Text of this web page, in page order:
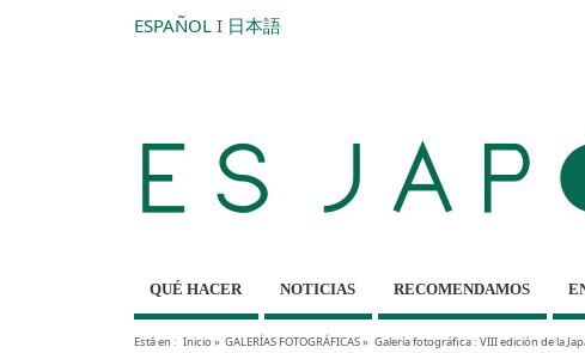
ESPAÑOL I 日本語
QUÉ HACER NOTICIAS RECOMENDAMOS
Está en : Inicio» GALERÍAS FOTOGRÁFICAS» Galería fotográfica : VIII edición de la